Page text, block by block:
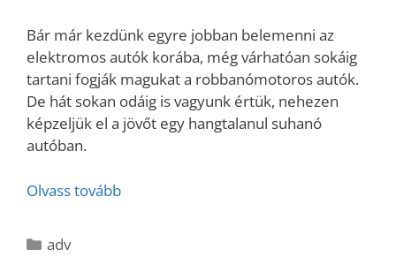
Bár már kezdünk egyre jobban belemenni az
elektromos autók korába, még várhatóan sokáig
tartani fogják magukat a robbanómotoros autók.
De hát sokan odáig is vagyunk értük, nehezen
képzeljük el a jövőt egy hangtalanul suhanó
autóban.
Olvass tovább
Kategória
adv